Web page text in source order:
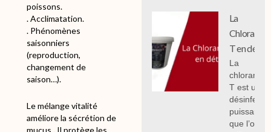
poissons.
. Acclimatation.
. Phénomènes
saisonniers
(reproduction,
changement de
saison…).
Le mélange vitalité
améliore la sécrétion de
La
T en détail
La
chloramine
T est un
puissant
que l’on